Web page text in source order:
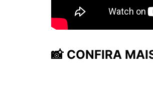
📸 CONFIRA